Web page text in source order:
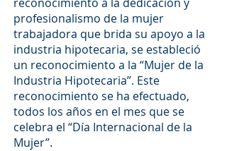
profesionalismo de la mujer
trabajadora que brida su apoyo a la
industria hipotecaria, se estableció
un reconocimiento a la “Mujer de la
Industria Hipotecaria”. Este
reconocimiento se ha efectuado,
todos los años en el mes que se
celebra el “Día Internacional de la
Mujer”.